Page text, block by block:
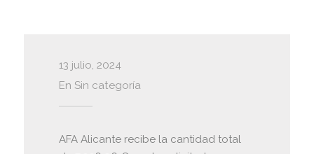
13 julio, 2024
En Sin categoría
AFA Alicante recibe la cantidad total